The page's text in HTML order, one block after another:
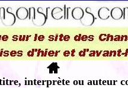
interprète ou auteur